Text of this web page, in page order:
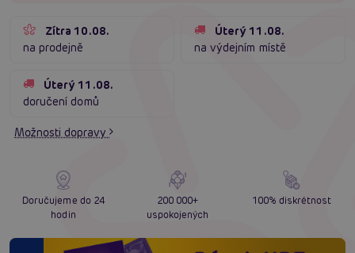
Zítra 10.08.
na prodejně
Úterý 11.08.
na výdejním místě
Úterý 11.08.
doručení domů
Možnosti dopravy
Doručujeme do 24
hodin
200 000+
uspokojených
100% diskrétnost